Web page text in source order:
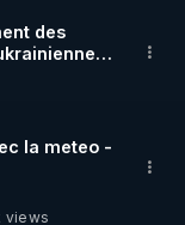
des
des
des forces
a
des
la meteo -
views